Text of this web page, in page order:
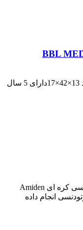
تولید کشور ایرانسبک و قابل حمل بودهابعاد 13×42×17دارای 5 سال
موم ارتودنسی کره ای Amiden موم ارتودنسی کره ای Amiden
انجام داده